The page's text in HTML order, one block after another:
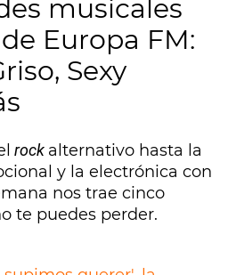
musicales
Europa FM:
Sexy
rock alternativo hasta la
y la electrónica con
nos trae cinco
te puedes perder.